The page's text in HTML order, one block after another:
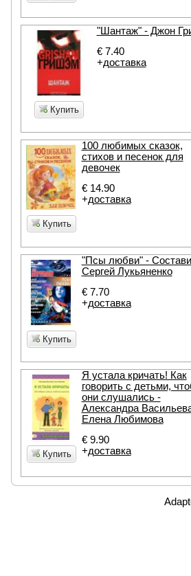
Купить
"Шантаж" - Джон
€ 7.40
+доставка
Купить
100 любимых сказок,
стихов и песенок для
девочек
€ 14.90
+доставка
Купить
"Псы любви" -
Сергей Лукьяненко
€ 7.70
+доставка
Купить
Я устала кричать! Как
говорить с детьми,
они слушались -
Александра
Елена Любимова
€ 9.90
+доставка